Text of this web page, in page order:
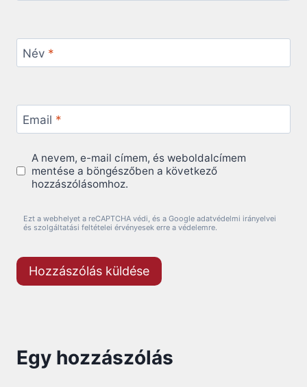
Név *
Email *
A nevem, e-mail címem, és weboldalcímem
mentése a böngészőben a következő
hozzászólásomhoz.
Ezt a webhelyet a reCAPTCHA védi, és a Google adatvédelmi irányelvei
és szolgáltatási feltételei érvényesek erre a védelemre.
Egy hozzászólás